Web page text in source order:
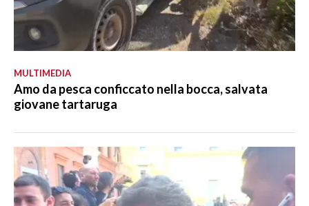
MULTIMEDIA
Amo da pesca conficcato nella bocca, salvata
giovane tartaruga